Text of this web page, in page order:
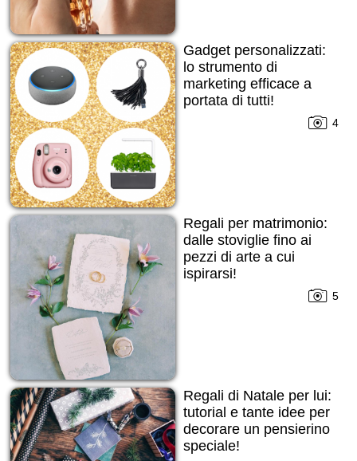
Gadget personalizzati:
lo strumento di
marketing efficace a
portata di tutti!
4
Regali per matrimonio:
dalle stoviglie fino ai
pezzi di arte a cui
ispirarsi!
5
Regali di Natale per lui:
tutorial e tante idee per
decorare un pensierino
speciale!